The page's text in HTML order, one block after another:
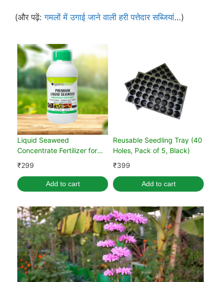
(और पढ़ें:गमलों में उगाई जाने वाली हरी पत्तेदार सब्जियां…)
Liquid Seaweed
Concentrate Fertilizer for
Plants 250 ml with
₹299
Add to cart
Reusable Seedling Tray (40
Holes, Pack of 5, Black)
₹399
Add to cart